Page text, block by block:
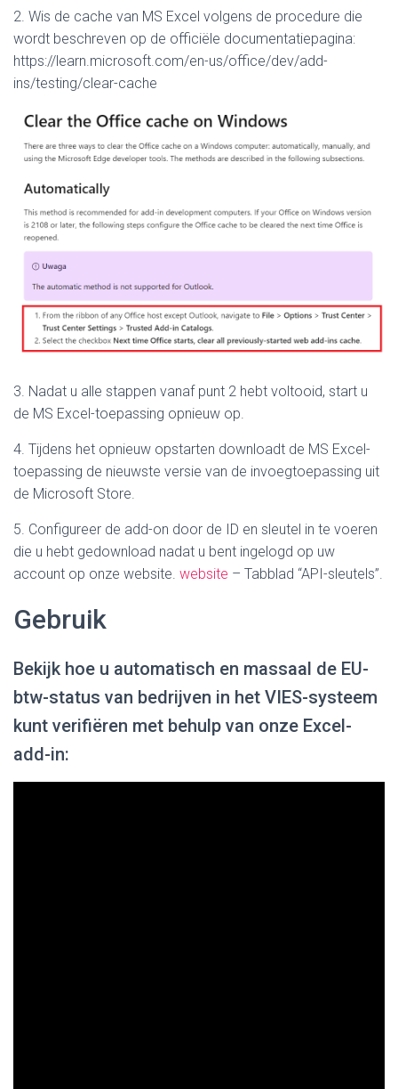
2. Wis de cache van MS Excel volgens de procedure die
wordt beschreven op de officiële documentatiepagina:
https://learn.microsoft.com/en-us/office/dev/add-
ins/testing/clear-cache
3. Nadat u alle stappen vanaf punt 2 hebt voltooid, start u
de MS Excel-toepassing opnieuw op.
4. Tijdens het opnieuw opstarten downloadt de MS Excel-
toepassing de nieuwste versie van de invoegtoepassing uit
de Microsoft Store.
5. Configureer de add-on door de ID en sleutel in te voeren
die u hebt gedownload nadat u bent ingelogd op uw
account op onze website. website – Tabblad “API-sleutels”.
Gebruik
Bekijk hoe u automatisch en massaal de EU-
btw-status van bedrijven in het VIES-systeem
kunt verifiëren met behulp van onze Excel-
add-in: